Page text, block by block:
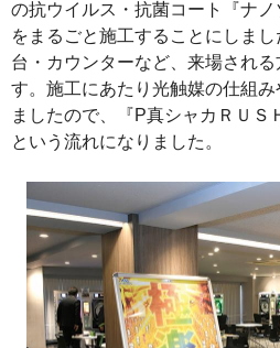
の抗ウイルス・抗菌コート『ナ
をまるごと施工することにしまし
台・カウンターなど、来場され
す。施工にあたり光触媒の仕組
ましたので、『P真シャカＲＵＳ
という流れになりました。